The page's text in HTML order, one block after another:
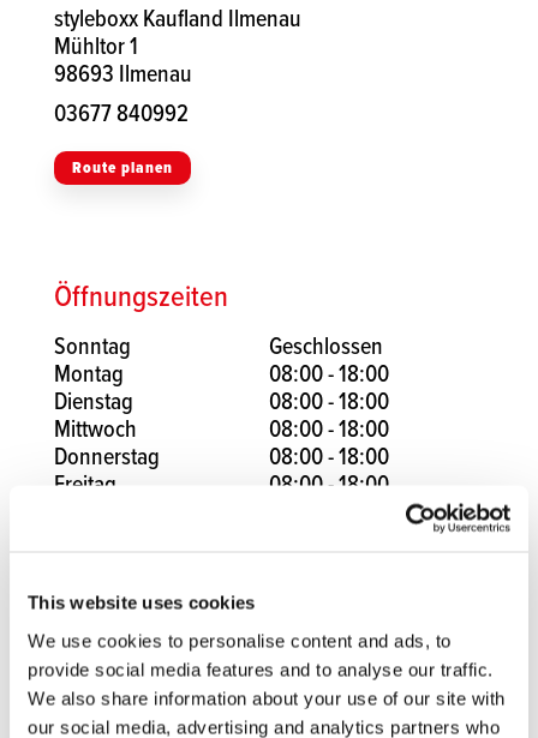
This website uses cookies
We use cookies to personalise content and ads, to
provide social media features and to analyse our traffic.
We also share information about your use of our site with
our social media, advertising and analytics partners who
styleboxx Kaufland Ilmenau
Mühltor 1
98693 Ilmenau
03677 840992
Route planen
Öffnungszeiten
Sonntag
Geschlossen
Montag
08:00 - 18:00
Dienstag
08:00 - 18:00
Mittwoch
08:00 - 18:00
Donnerstag
08:00 - 18:00
Freitag
08:00 - 18:00
Facebook
Instagram